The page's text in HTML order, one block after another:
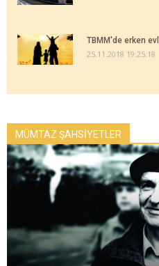
TBMM'de erken
25.11.2018 19:25:18
MÜMTAZ ŞAHSİYETLER